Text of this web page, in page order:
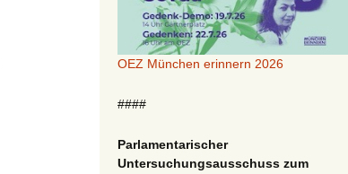
OEZ München erinnern 2026
####
Parlamentarischer
Untersuchungsausschuss zum